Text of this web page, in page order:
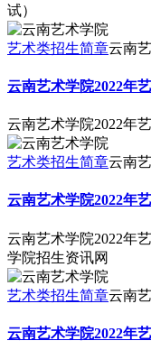
试）
艺术类招生简章云南
云南艺术学院2022年
云南艺术学院2022年
艺术类招生简章云南
云南艺术学院2022年
云南艺术学院2022年
学院招生资讯网
艺术类招生简章云南
云南艺术学院2022年